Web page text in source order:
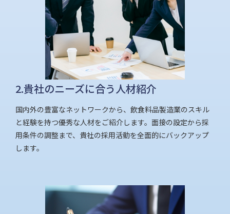
2.貴社のニーズに合う人材紹介
国内外の豊富なネットワークから、飲食料品製造業のスキル
と経験を持つ優秀な人材をご紹介します。面接の設定から採
用条件の調整まで、貴社の採用活動を全面的にバックアップ
します。